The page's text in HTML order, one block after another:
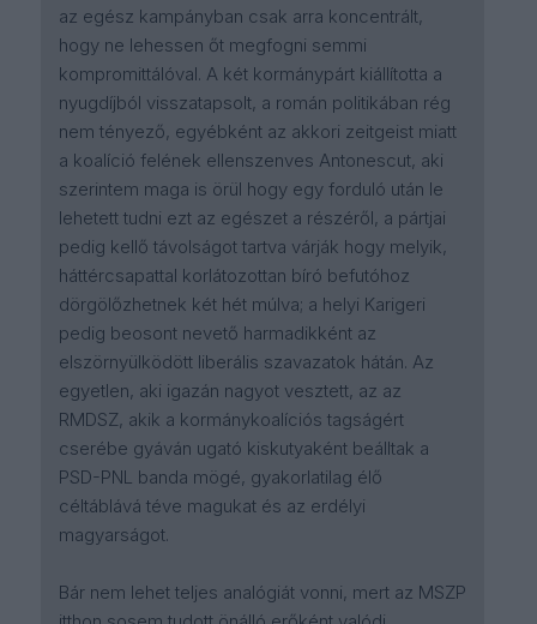
az egész kampányban csak arra koncentrált,
hogy ne lehessen őt megfogni semmi
kompromittálóval. A két kormánypárt kiállította a
nyugdíjból visszatapsolt, a román politikában rég
nem tényező, egyébként az akkori zeitgeist miatt
a koalíció felének ellenszenves Antonescut, aki
szerintem maga is örül hogy egy forduló után le
lehetett tudni ezt az egészet a részéről, a pártjai
pedig kellő távolságot tartva várják hogy melyik,
háttércsapattal korlátozottan bíró befutóhoz
dörgölőzhetnek két hét múlva; a helyi Karigeri
pedig beosont nevető harmadikként az
elszörnyülködött liberális szavazatok hátán. Az
egyetlen, aki igazán nagyot vesztett, az az
RMDSZ, akik a kormánykoalíciós tagságért
cserébe gyáván ugató kiskutyaként beálltak a
PSD-PNL banda mögé, gyakorlatilag élő
céltáblává téve magukat és az erdélyi
magyarságot.
Bár nem lehet teljes analógiát vonni, mert az MSZP